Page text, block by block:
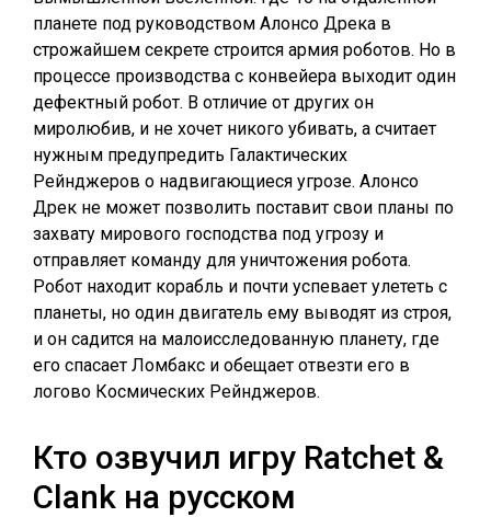
планете под руководством Алонсо Дрека в
строжайшем секрете строится армия роботов. Но в
процессе производства с конвейера выходит один
дефектный робот. В отличие от других он
миролюбив, и не хочет никого убивать, а считает
нужным предупредить Галактических
Рейнджеров о надвигающиеся угрозе. Алонсо
Дрек не может позволить поставит свои планы по
захвату мирового господства под угрозу и
отправляет команду для уничтожения робота.
Робот находит корабль и почти успевает улететь с
планеты, но один двигатель ему выводят из строя,
и он садится на малоисследованную планету, где
его спасает Ломбакс и обещает отвезти его в
логово Космических Рейнджеров.
Кто озвучил игру Ratchet &
Clank на русском